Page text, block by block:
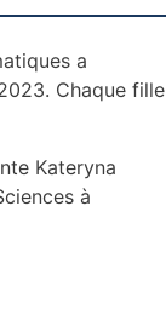
a
Chaque fille
Kateryna
à